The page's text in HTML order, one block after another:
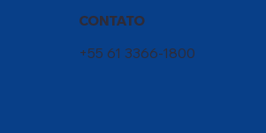
CONTATO
+55 61 3366-1800